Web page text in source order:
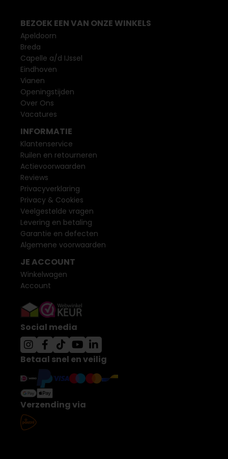
BEZOEK EEN VAN ONZE WINKELS
Apeldoorn
Breda
Capelle a/d IJssel
Eindhoven
Vianen
Openingstijden
Over Ons
Vacatures
INFORMATIE
Klantenservice
Ruilen en retourneren
Actievoorwaarden
Reviews
Privacyverklaring
Privacy & Cookies
Veelgestelde vragen
Levering en betaling
Garantie en defecten
Algemene voorwaarden
JE ACCOUNT
Winkelwagen
Account
Social media
Betaal snel en veilig
Verzending via